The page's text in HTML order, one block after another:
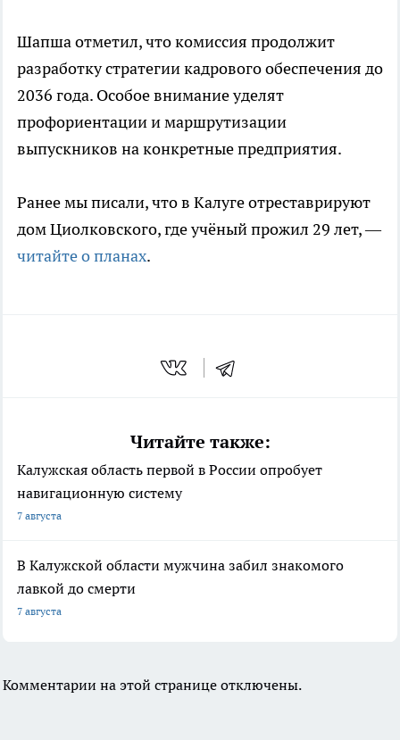
Шапша отметил, что комиссия продолжит
разработку стратегии кадрового обеспечения до
2036 года. Особое внимание уделят
профориентации и маршрутизации
выпускников на конкретные предприятия.
Ранее мы писали, что в Калуге отреставрируют
дом Циолковского, где учёный прожил 29 лет, —
читайте о планах.
Читайте также:
Калужская область первой в России опробует
навигационную систему
7 августа
В Калужской области мужчина забил знакомого
лавкой до смерти
7 августа
Комментарии на этой странице отключены.